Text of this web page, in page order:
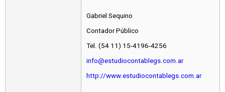
Gabriel Sequino
Contador Público
Tel. (54 11) 15-4196-4256
info@estudiocontablegs.com.ar
http://www.estudiocontablegs.com.ar